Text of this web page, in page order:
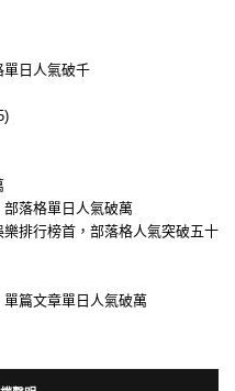
單日人氣破千
落格單日人氣破萬
排行榜首，部落格人氣突破五十
篇文章單日人氣破萬